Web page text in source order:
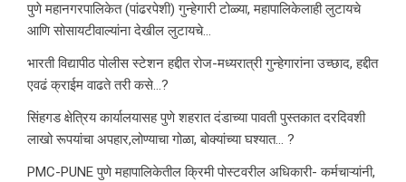
पुणे महानगरपालिकेत (पांढरपेशी) गुन्हेगारी टोळ्या, महापालिकेलाही लुटायचे
आणि सोसायटीवाल्यांना देखील लुटायचे…
भारती विद्यापीठ पोलीस स्टेशन हद्दीत रोज-मध्यरात्री गुन्हेगारांना उच्छाद, हद्दीत
एवढं क्राईम वाढते तरी कसे…?
सिंहगड क्षेत्रिय कार्यालयासह पुणे शहरात दंडाच्या पावती पुस्तकात दरदिवशी
लाखो रूपयांचा अपहार,लोण्याचा गोळा, बोक्यांच्या घश्यात… ?
PMC-PUNE पुणे महापालिकेतील क्रिमी पोस्टवरील अधिकारी- कर्मचाऱ्यांनी,